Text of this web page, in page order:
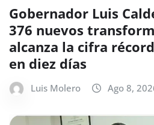
Gobernador Luis
376 nuevos
alcanza la cifra
en diez días
Luis Molero Ago 8,